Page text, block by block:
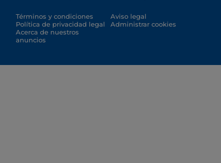
Términos y condiciones
Política de privacidad legal
Acerca de nuestros
anuncios
Aviso legal
Administrar cookies